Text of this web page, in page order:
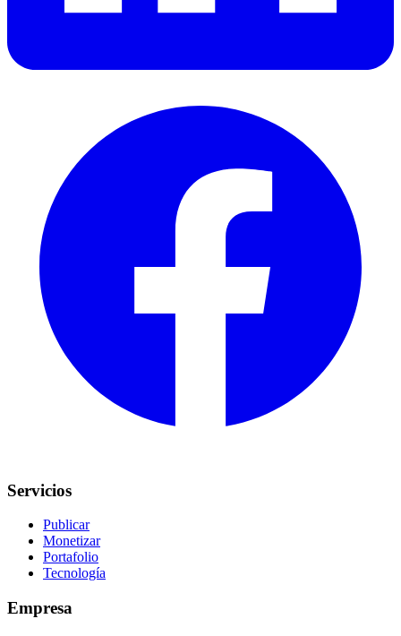
Servicios
Publicar
Monetizar
Portafolio
Tecnología
Empresa